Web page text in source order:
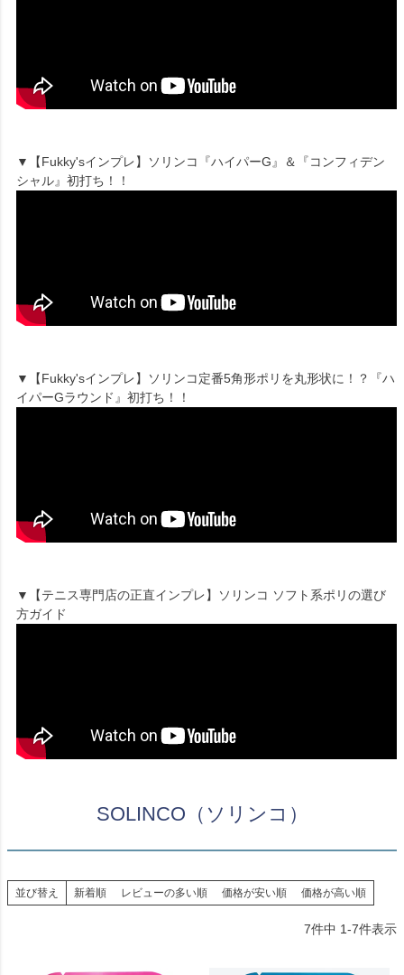
▼【Fukky'sインプレ】ソリンコ『ハイパーG』＆『コンフィデン
シャル』初打ち！！
▼【Fukky'sインプレ】ソリンコ定番5角形ポリを丸形状に！？『ハ
イパーGラウンド』初打ち！！
▼【テニス専門店の正直インプレ】ソリンコ ソフト系ポリの選び
方ガイド
SOLINCO（ソリンコ）
並び替え 新着順 レビューの多い順 価格が安い順 価格が高い順
7件中 1-7件表示